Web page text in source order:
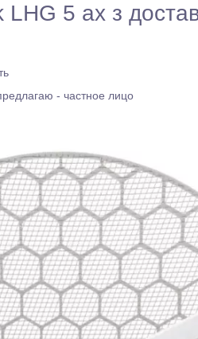
LHG 5 ax з
- частное лицо